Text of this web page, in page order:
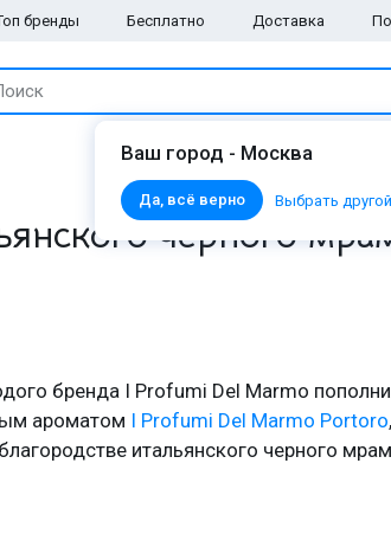
бренды Бесплатно Доставка
Ваш город - Москва
Да, всё верно Выбрать
черного
бренда I Profumi Del Marmo
ароматом I Profumi Del Marmo Portoro
итальянского черного